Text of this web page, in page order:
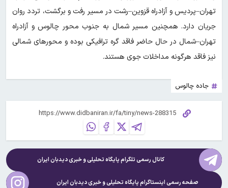
تهران–پردیس و آزادراه قزوین–رشت در مسیر رفت و برگشت، تردد روان
جریان دارد. همچنین مسیر شمال به جنوب محور چالوس و آزادراه
تهران–شمال در حال حاضر فاقد گره ترافیکی بوده و محورهای شمالی
نیز فاقد هرگونه مداخلات جوی هستند.
جاده چالوس
کانال رسمی تلگرام پایگاه تحلیلی و خبریدیدبان ایران
صفحه رسمی اینستاگرام پایگاه تحلیلی و خبریدیدبان ایران